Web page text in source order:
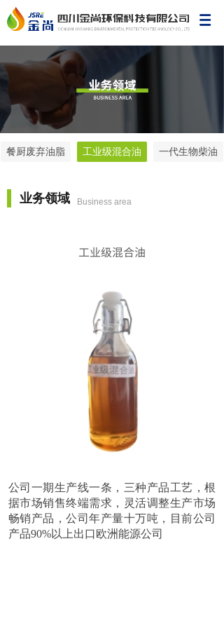
餐厨废弃油脂 工业级混合油 一代生物柴油
Business area
业务领域
工业级混合油
公司一期生产线一条，三种产品工艺，根
据市场销售终端需求，灵活调整生产市场
畅销产品，公司年产量十万吨，目前公司
产品90%以上出口欧洲能源公司